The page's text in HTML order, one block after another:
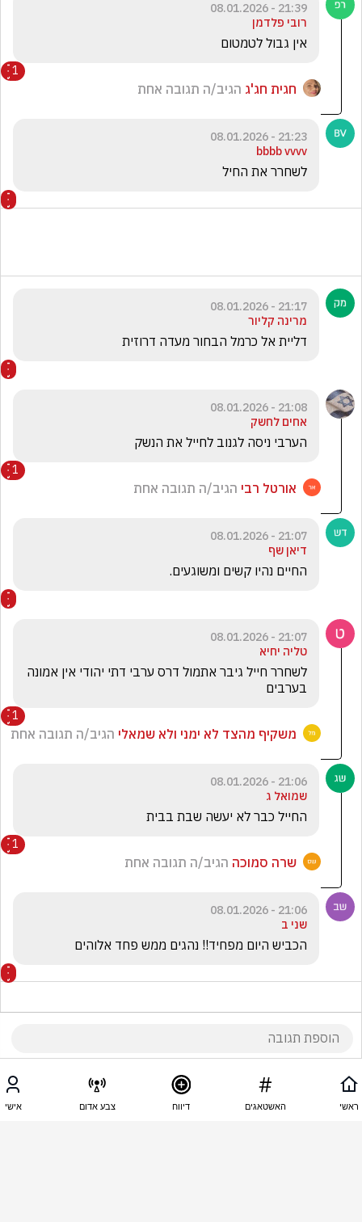
21:39 - 08.01.2026
רובי פלדמן
אין גבול לטמטום
1
חגית חג'ג הגיב/ה תגובה אחת
21:23 - 08.01.2026
bbbb vvvv
לשחרר את החיל
21:17 - 08.01.2026
מרינה קליור
דליית אל כרמל הבחור מעדה דרוזית
21:08 - 08.01.2026
אחים לחשק
הערבי ניסה לגנוב לחייל את הנשק
1
אורטל רבי הגיב/ה תגובה אחת
21:07 - 08.01.2026
דיאן שף
החיים נהיו קשים ומשוגעים.
21:07 - 08.01.2026
טליה יחיא
בערבים
1
משקיף מהצד לא ימני ולא שמאלי הגיב/ה תגובה אחת
21:06 - 08.01.2026
שמואל ג
החייל כבר לא יעשה שבת בבית
1
שרה סמוכה הגיב/ה תגובה אחת
21:06 - 08.01.2026
שני ב
הכביש היום מפחיד!! נהגים ממש פחד אלוהים
מוטי אשקלוני
ערבי תקף את החייל בסכין ( חפץ חד ) והחייל ירה בו ראשי האשטאגים דיווח צבע אדום אישי